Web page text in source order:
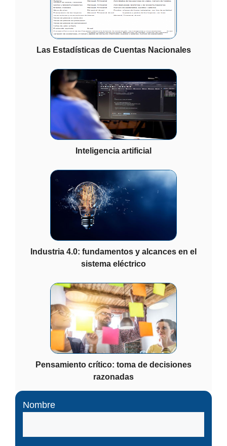
Las Estadísticas de Cuentas Nacionales
Inteligencia artificial
Industria 4.0: fundamentos y alcances en el
sistema eléctrico
Pensamiento crítico: toma de decisiones
razonadas
Nombre